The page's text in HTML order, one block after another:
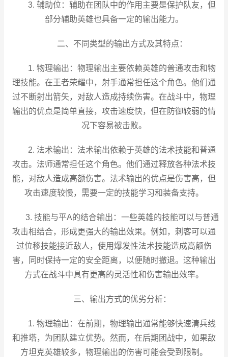
3. 辅助位：辅助在团队中的作用主要是保护队友，但
部分辅助英雄也具备一定的输出能力。
二、不同类型的输出方式及其特点：
1. 物理输出：物理输出主要依赖英雄的普通攻击和物
理技能。在王者荣耀中，射手通常担任这个角色。他们通
过不断射出箭矢，对敌人造成持续伤害。在战斗中，物理
输出的优点是简单直接，攻击速度快，但在防御较弱的情
况下容易被击败。
2. 法术输出：法术输出依赖于英雄的法术技能和普通
攻击。法师通常担任这个角色。他们通过释放各种法术技
能，对敌人造成高额伤害。法术输出的优点是伤害高，但
攻击速度较慢，需要一定的技能学习和装备支持。
3. 技能与平A的结合输出：一些英雄的技能可以与普通
攻击相结合，形成更强大的输出效果。例如，刺客可以通
过位移技能接近敌人，使用爆发性法术技能造成高额伤
害，同时保持一定的安全距离，以便随时撤退。这种输出
方式在战斗中具有更高的灵活性和伤害输出效率。
三、输出方式的优劣分析：
1. 物理输出：在前期，物理输出通常能够快速清兵线
和推塔，为团队建立优势。然而，在后期团战中，如果敌
方坦克英雄较多，物理输出的伤害可能会受到限制。